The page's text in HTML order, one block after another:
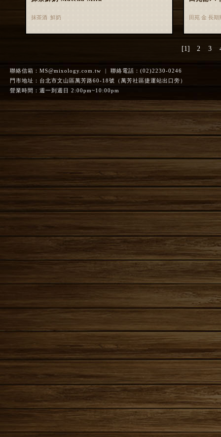
抹茶酒 鮮奶 田苑 金 長
[1] 2 3
聯絡信箱： MS@mixology.com.tw | 聯絡電話：(02)2230-0246
門市地址：台北市文山區萬芳路60-18號（萬芳社區捷運站出口旁）
營業時間：週一到週日 2:00pm~10:00pm